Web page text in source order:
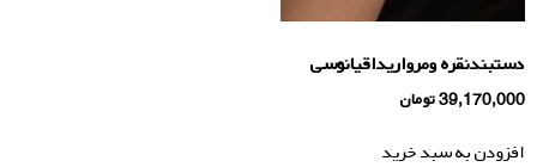
دستبندنقره ومرواریداقیانوسی
39,170,000تومان
افزودن به سبد خرید